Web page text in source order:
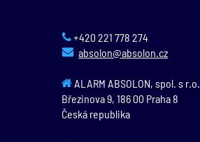
+420 221 778 274
absolon@absolon.cz
ALARM ABSOLON, spol. s r.o.
Březinova 9,186 00 Praha 8
Česká republika